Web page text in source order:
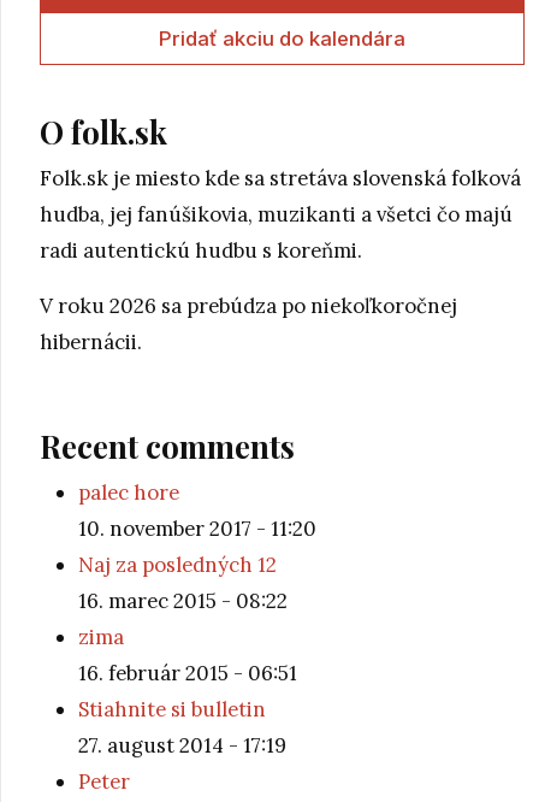
Pridať akciu do kalendára
O folk.sk
Folk.sk je miesto kde sa stretáva slovenská folková
hudba, jej fanúšikovia, muzikanti a všetci čo majú
radi autentickú hudbu s koreňmi.
V roku 2026 sa prebúdza po niekoľkoročnej
hibernácii.
Recent comments
palec hore
10. november 2017 - 11:20
Naj za posledných 12
16. marec 2015 - 08:22
zima
16. február 2015 - 06:51
Stiahnite si bulletin
27. august 2014 - 17:19
Peter